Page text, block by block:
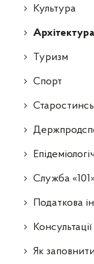
Культура
Архітектура
Туризм
Спорт
Служба
Податкова
Як